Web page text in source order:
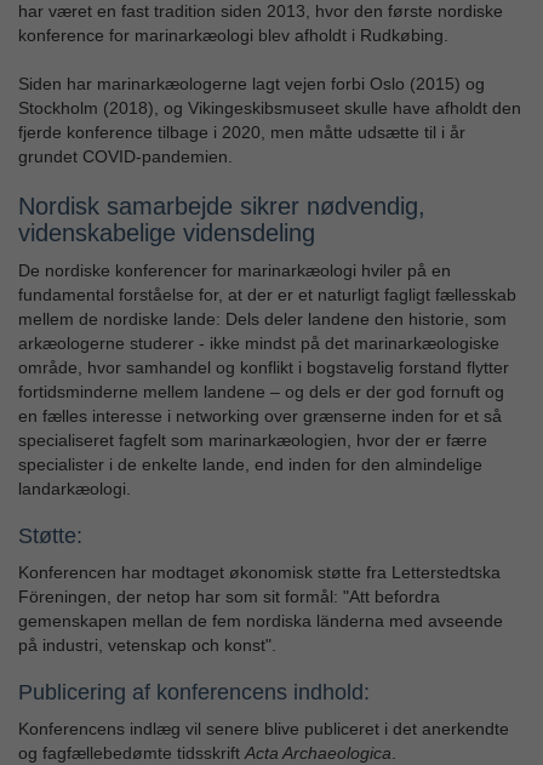
har været en fast tradition siden 2013, hvor den første nordiske
konference for marinarkæologi blev afholdt i Rudkøbing.
Siden har marinarkæologerne lagt vejen forbi Oslo (2015) og
Stockholm (2018), og Vikingeskibsmuseet skulle have afholdt den
fjerde konference tilbage i 2020, men måtte udsætte til i år
grundet COVID-pandemien.
Nordisk samarbejde sikrer nødvendig,
videnskabelige vidensdeling
De nordiske konferencer for marinarkæologi hviler på en
fundamental forståelse for, at der er et naturligt fagligt fællesskab
mellem de nordiske lande: Dels deler landene den historie, som
arkæologerne studerer - ikke mindst på det marinarkæologiske
område, hvor samhandel og konflikt i bogstavelig forstand flytter
fortidsminderne mellem landene – og dels er der god fornuft og
en fælles interesse i networking over grænserne inden for et så
specialiseret fagfelt som marinarkæologien, hvor der er færre
specialister i de enkelte lande, end inden for den almindelige
landarkæologi.
Støtte:
Konferencen har modtaget økonomisk støtte fra Letterstedtska
Föreningen, der netop har som sit formål: "Att befordra
gemenskapen mellan de fem nordiska länderna med avseende
på industri, vetenskap och konst".
Publicering af konferencens indhold:
Konferencens indlæg vil senere blive publiceret i det anerkendte
og fagfællebedømte tidsskriftActa Archaeologica.